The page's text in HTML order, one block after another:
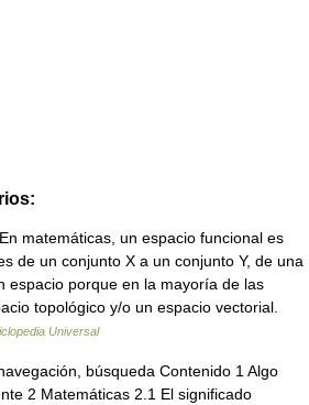
matemáticas, un espacio funcional es
de un conjunto X a un conjunto Y, de una
espacio porque en la mayoría de las
topológico y/o un espacio vectorial.
Universal
búsqueda Contenido 1 Algo
2 Matemáticas 2.1 El significado